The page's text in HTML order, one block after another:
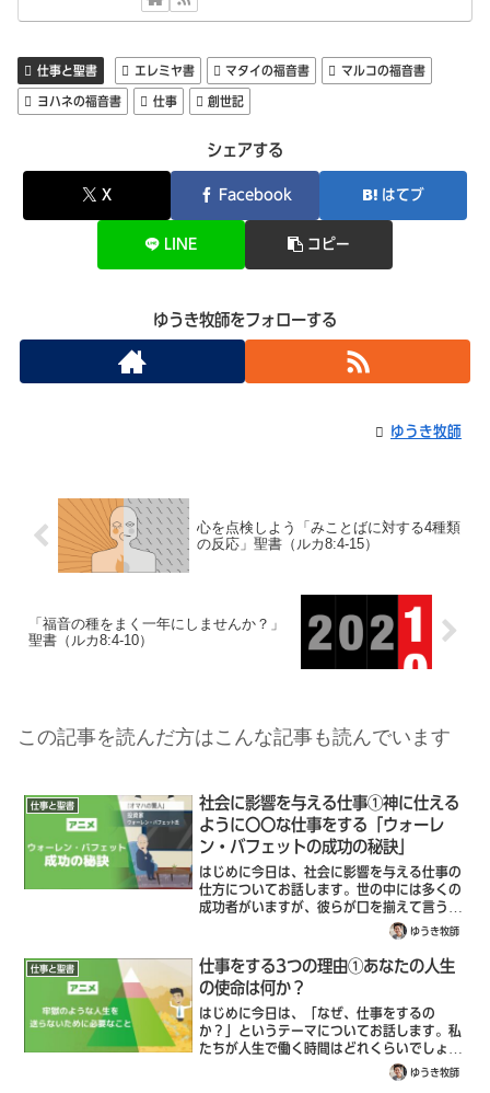
仕事と聖書 エレミヤ書 マタイの福音書 マルコの福音書
ヨハネの福音書 仕事 創世記
シェアする
X Facebook はてブ
LINE コピー
ゆうき牧師をフォローする
ゆうき牧師
心を点検しよう「みことばに対する4種類
の反応」聖書（ルカ8:4-15）
「福音の種をまく一年にしませんか？」
聖書（ルカ8:4-10）
この記事を読んだ方はこんな記事も読んでいます
仕事と聖書
社会に影響を与える仕事①神に仕える
ように〇〇な仕事をする「ウォーレ
ン・バフェットの成功の秘訣」
はじめに今日は、社会に影響を与える仕事の
仕方についてお話します。世の中には多くの
成功者がいますが、彼らが口を揃えて言うこ
とがあります。それは、仕事で成功するため
には「誠実さを磨く必要がある」と言うこと
です。世界一の投資家であり「オマハの賢
人...
ゆうき牧師
仕事と聖書
仕事をする3つの理由①あなたの人生
の使命は何か？
はじめに今日は、「なぜ、仕事をするの
か？」というテーマについてお話します。私
たちが人生で働く時間はどれくらいでしょう
か？人によって労働時間や通勤時間が違いま
すが、おおよその平均値があります。大体、
ゆうき牧師